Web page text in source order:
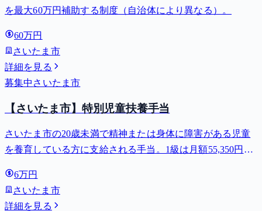
を最大60万円補助する制度（自治体により異なる）。
60万円
さいたま市
詳細を見る
募集中 さいたま市
【さいたま市】特別児童扶養手当
さいたま市の20歳未満で精神または身体に障害がある児童
を養育している方に支給される手当。1級は月額55,350円、
6万円
さいたま市
詳細を見る